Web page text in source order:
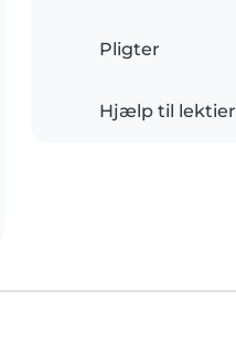
Pligter
Hjælp til lektier